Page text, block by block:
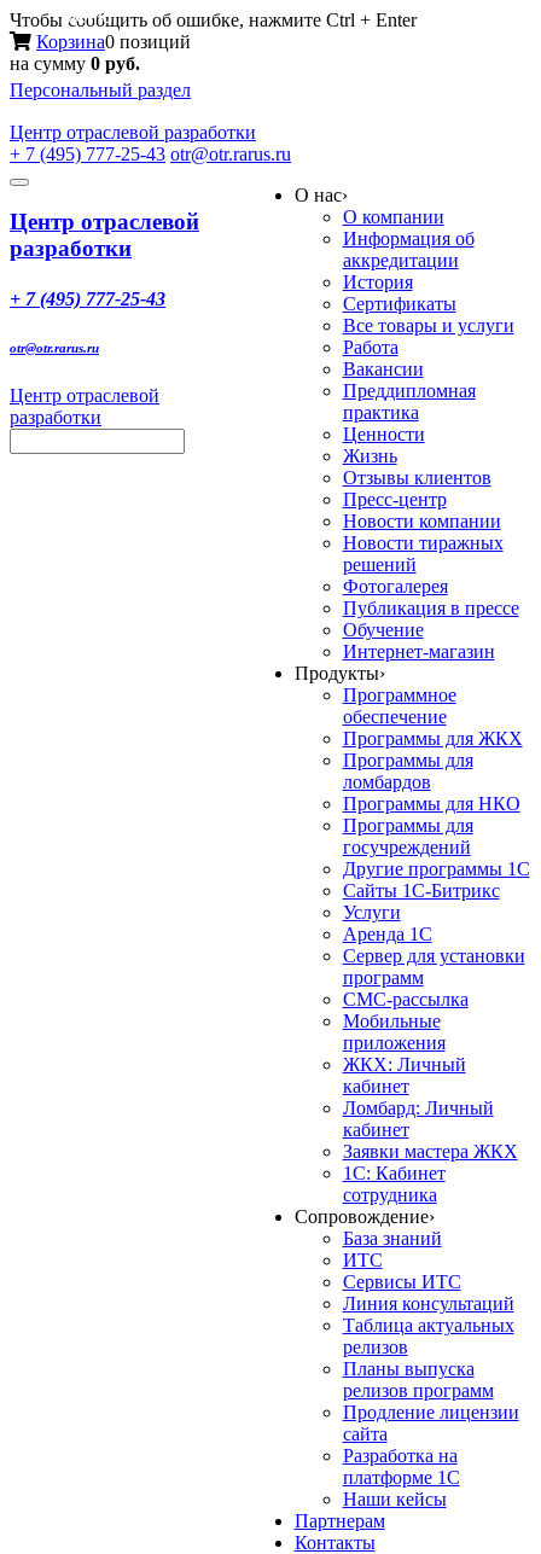
Чтобы сообщить об ошибке, нажмите Ctrl + Enter
Корзина0 позиций
на сумму 0 руб.
Персональный раздел
Центр отраслевой разработки
+ 7 (495) 777-25-43 otr@otr.rarus.ru
Toggle
Меню
Центр отраслевой
разработки
+ 7 (495) 777-25-43
otr@otr.rarus.ru
Центр отраслевой
разработки
О нас›
О компании
Информация об
аккредитации
История
Сертификаты
Все товары и услуги
Работа
Вакансии
Преддипломная
практика
Ценности
Жизнь
Отзывы клиентов
Пресс-центр
Новости компании
Новости тиражных
решений
Фотогалерея
Публикация в прессе
Обучение
Интернет-магазин
Продукты›
Программное
обеспечение
Программы для ЖКХ
Программы для
ломбардов
Программы для НКО
Программы для
госучреждений
Другие программы 1С
Сайты 1С-Битрикс
Услуги
Аренда 1С
Сервер для установки
программ
СМС-рассылка
Мобильные
приложения
ЖКХ: Личный
кабинет
Ломбард: Личный
кабинет
Заявки мастера ЖКХ
1С: Кабинет
сотрудника
Сопровождение›
База знаний
ИТС
Сервисы ИТС
Линия консультаций
Таблица актуальных
релизов
Планы выпуска
релизов программ
Продление лицензии
сайта
Разработка на
платформе 1С
Наши кейсы
Партнерам
Контакты